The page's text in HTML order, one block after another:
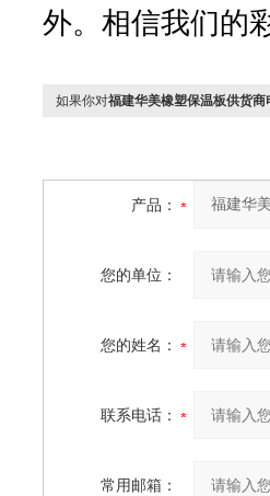
外。相信我们的
如果你对福建华美橡塑保温板供货商
产品：
您的单位：
您的姓名：
联系电话：
常用邮箱：